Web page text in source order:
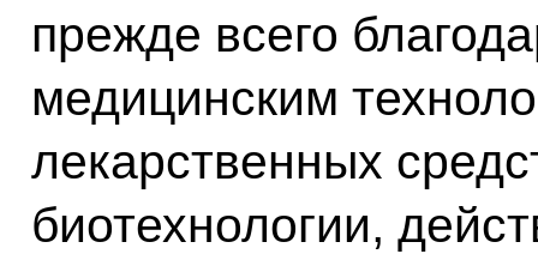
прежде всего
медицинским
лекарственных
биотехнологии,